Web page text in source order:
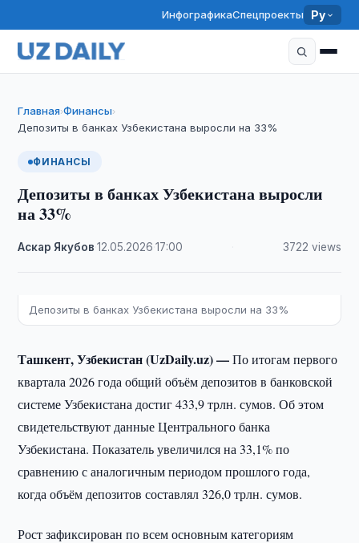
ИнфографикаСпецпроекты Ру
Главная›Финансы›
Депозиты в банках Узбекистана выросли на 33%
ФИНАНСЫ
Депозиты в банках Узбекистана выросли
на 33%
Аскар Якубов ·12.05.2026 ·17:00 3722 views
Депозиты в банках Узбекистана выросли на 33%
Ташкент, Узбекистан (UzDaily.uz) —По итогам первого
квартала 2026 года общий объём депозитов в банковской
системе Узбекистана достиг 433,9 трлн. сумов. Об этом
свидетельствуют данные Центрального банка
Узбекистана. Показатель увеличился на 33,1% по
сравнению с аналогичным периодом прошлого года,
когда объём депозитов составлял 326,0 трлн. сумов.
Рост зафиксирован по всем основным категориям